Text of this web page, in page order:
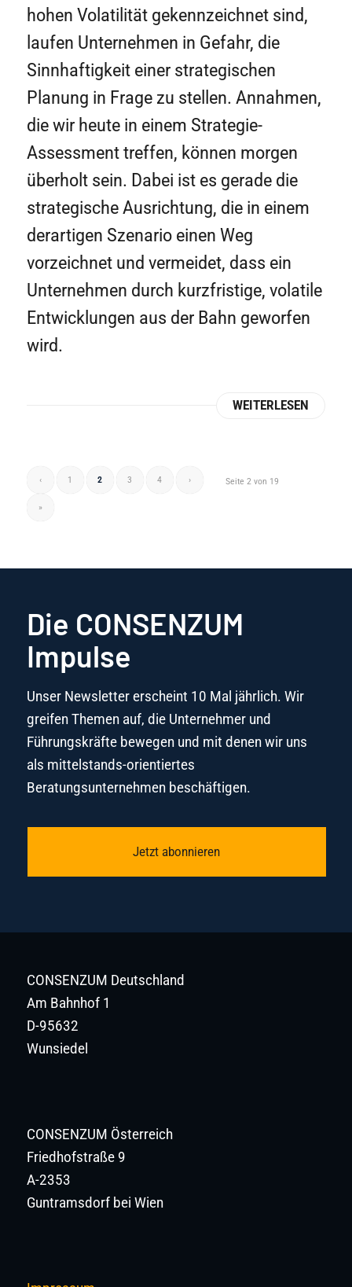
hohen Volatilität gekennzeichnet sind,
laufen Unternehmen in Gefahr, die
Sinnhaftigkeit einer strategischen
Planung in Frage zu stellen. Annahmen,
die wir heute in einem Strategie-
Assessment treffen, können morgen
überholt sein. Dabei ist es gerade die
strategische Ausrichtung, die in einem
derartigen Szenario einen Weg
vorzeichnet und vermeidet, dass ein
Unternehmen durch kurzfristige, volatile
Entwicklungen aus der Bahn geworfen
wird.
WEITERLESEN
Seite 2 von 19
‹ 1 2 3 4 ›
»
Die CONSENZUM
Impulse
Unser Newsletter erscheint 10 Mal jährlich. Wir
greifen Themen auf, die Unternehmer und
Führungskräfte bewegen und mit denen wir uns
als mittelstands-orientiertes
Beratungsunternehmen beschäftigen.
Jetzt abonnieren
CONSENZUM Deutschland
Am Bahnhof 1
D-95632
Wunsiedel
CONSENZUM Österreich
Friedhofstraße 9
A-2353
Guntramsdorf bei Wien